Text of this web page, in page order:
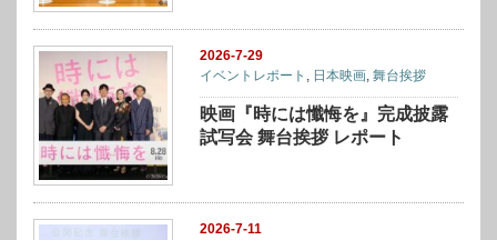
2026-7-29
イベントレポート
日本映画 ,舞台挨拶
映画『時には懺悔を』完成披露
試写会 舞台挨拶 レポート
2026-7-11